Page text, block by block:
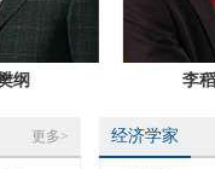
更多> 经济学家